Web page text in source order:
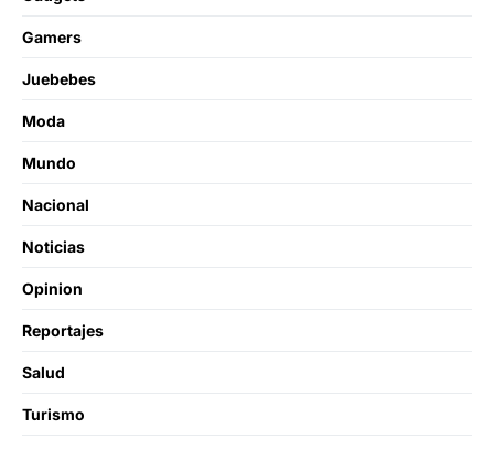
Gamers
Juebebes
Moda
Mundo
Nacional
Noticias
Opinion
Reportajes
Salud
Turismo